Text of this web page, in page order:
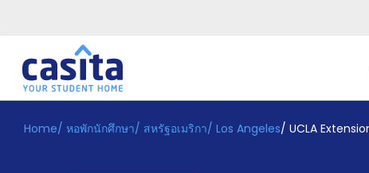
Home TH USD
Home/ หอพักนักศึกษา/ สหรัฐอเมริกา/ Los Angeles/ UCLA